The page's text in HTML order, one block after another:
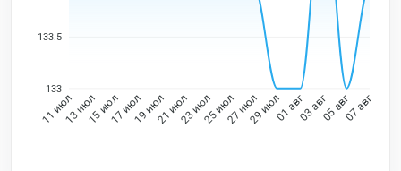
133.5
133
11 июл13 июл15 июл17 июл19 июл21 июл23 июл25 июл27 июл29 июл01 авг03 авг05 авг07 авг